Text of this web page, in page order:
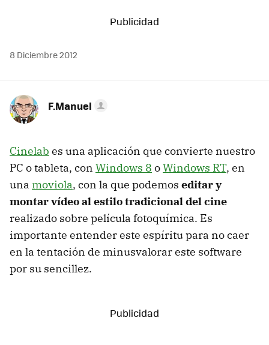
MAIL
8 Diciembre 2012
F.Manuel
Cinelab es una aplicación que convierte nuestro
PC o tableta, con Windows 8 oWindows RT, en
una moviola, con la que podemos editar y
montar vídeo al estilo tradicional del cine
realizado sobre película fotoquímica. Es
importante entender este espíritu para no caer
en la tentación de minusvalorar este software
por su sencillez.